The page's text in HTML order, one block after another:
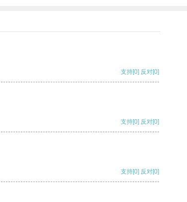
支持[0] 反对[0]
支持[0] 反对[0]
支持[0] 反对[0]